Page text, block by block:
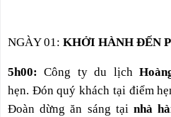
NGÀY 01: KHỞI HÀNH ĐẾN
5h00:Công ty du lịch
hẹn. Đón quý khách tại điểm
Đoàn dừng ăn sáng tạinhà